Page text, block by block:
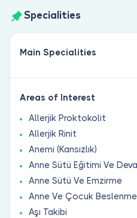
Specialities
Main Specialities
Areas of Interest
Allerjik Proktokolit
Allerjik Rinit
Anemi (Kansızlık)
Anne Sütü Eğitimi Ve
Anne Sütü Ve Emzirme
Anne Ve Çocuk
Aşı Takibi